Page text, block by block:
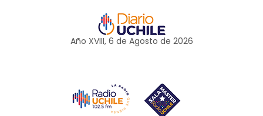
Año XVIII, 6 de Agosto de 2026